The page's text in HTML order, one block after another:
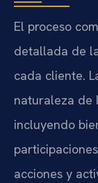
El proceso
detallada de
cada cliente.
naturaleza
incluyendo
acciones y